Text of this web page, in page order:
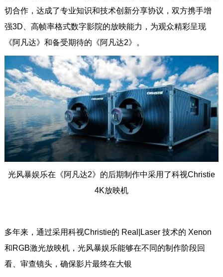
切合作，达成了专业知识和技术创新分享协议，双方携手增
强3D、高帧率格式数字影院的放映能力，为观众精彩呈现
《阿凡达》和备受期待的《阿凡达2》。
光风暴娱乐在《阿凡达2》的后期制作中采用了科视Christie
4K放映机
多年来，通过采用科视Christie的 Real|Laser 技术的 Xenon
和RGB激光放映机，光风暴娱乐能够在不同的制作阶段回
看、审查镜头，确保影片最终在大银